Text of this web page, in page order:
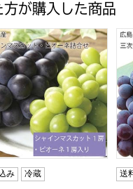
が購入した商品
ャインマスカット) 2
産 シャインマスカット
み 冷蔵
広
送